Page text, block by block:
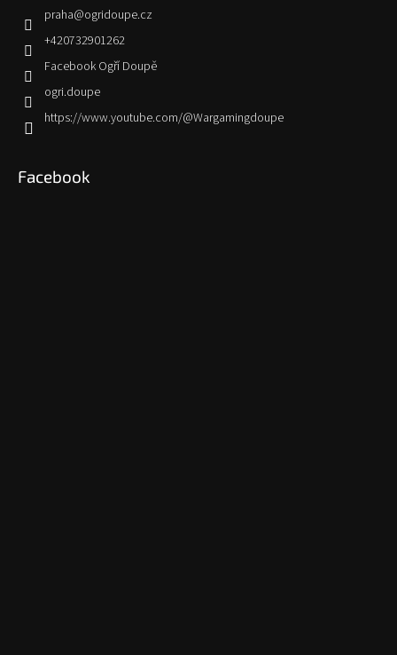
praha@ogridoupe.cz
+420732901262
Facebook Ogří Doupě
ogri.doupe
https://www.youtube.com/@Wargamingdoupe
Facebook